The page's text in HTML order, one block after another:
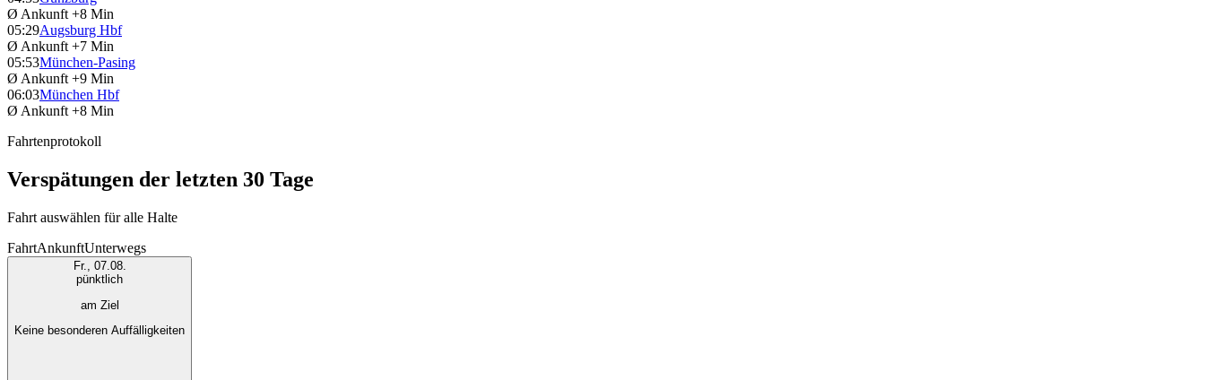
Ø Ankunft +8 Min
05:29Augsburg Hbf
Ø Ankunft +7 Min
05:53München-Pasing
Ø Ankunft +9 Min
06:03München Hbf
Ø Ankunft +8 Min
Fahrtenprotokoll
Verspätungen der letzten 30 Tage
Fahrt auswählen für alle Halte
FahrtAnkunftUnterwegs
Fr., 07.08.
pünktlich
am Ziel
Keine besonderen Auffälligkeiten